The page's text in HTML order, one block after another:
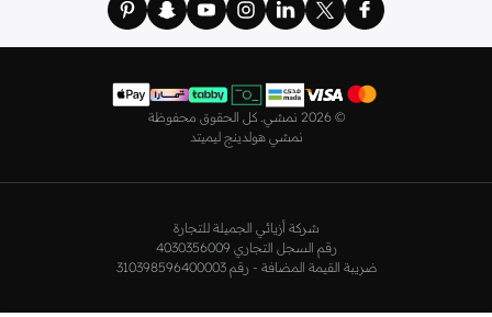
© 2026 نمشي. كل الحقوق محفوظة
نمشي هولدينج ليميتد
شركة أزيائي الجميلة للتجارة
رقم السجل التجاري 4030356009
ضريبة القيمة المضافة - رقم 310398596400003